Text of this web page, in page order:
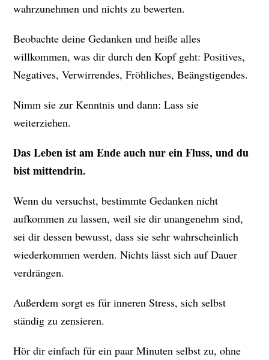
wahrzunehmen und nichts zu bewerten.
Beobachte deine Gedanken und heiße alles
willkommen, was dir durch den Kopf geht: Positives,
Negatives, Verwirrendes, Fröhliches, Beängstigendes.
Nimm sie zur Kenntnis und dann: Lass sie
weiterziehen.
Das Leben ist am Ende auch nur ein Fluss, und du
bist mittendrin.
Wenn du versuchst, bestimmte Gedanken nicht
aufkommen zu lassen, weil sie dir unangenehm sind,
sei dir dessen bewusst, dass sie sehr wahrscheinlich
wiederkommen werden. Nichts lässt sich auf Dauer
verdrängen.
Außerdem sorgt es für inneren Stress, sich selbst
ständig zu zensieren.
Hör dir einfach für ein paar Minuten selbst zu, ohne